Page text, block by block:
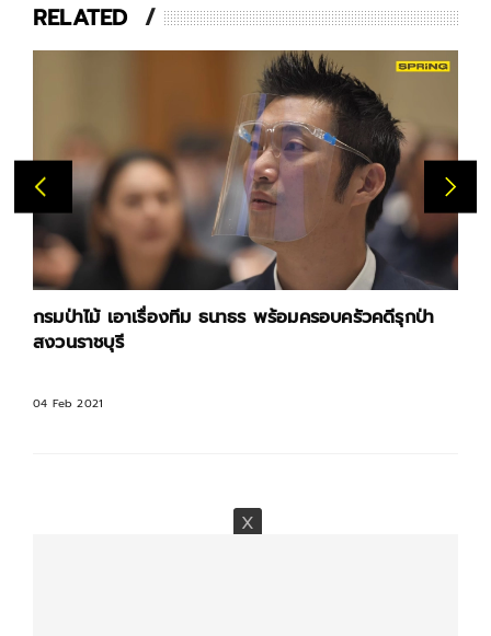
RELATED
กรมป่าไม้ เอาเรื่องทีม ธนาธร พร้อมครอบครัวคดีรุกป่า
สงวนราชบุรี
04 Feb 2021